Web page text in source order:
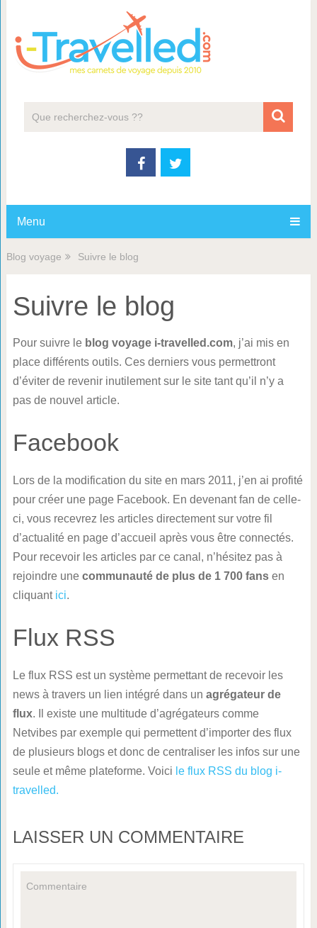
Menu
Blog voyage Suivre le blog
Suivre le blog
Pour suivre le blog voyage i-travelled.com, j’ai mis en
place différents outils. Ces derniers vous permettront
d’éviter de revenir inutilement sur le site tant qu’il n’y a
pas de nouvel article.
Facebook
Lors de la modification du site en mars 2011, j’en ai profité
pour créer une page Facebook. En devenant fan de celle-
ci, vous recevrez les articles directement sur votre fil
d’actualité en page d’accueil après vous être connectés.
Pour recevoir les articles par ce canal, n’hésitez pas à
rejoindre une communauté de plus de 1 700 fansen
cliquant ici.
Flux RSS
Le flux RSS est un système permettant de recevoir les
news à travers un lien intégré dans un agrégateur de
flux. Il existe une multitude d’agrégateurs comme
Netvibes par exemple qui permettent d’importer des flux
de plusieurs blogs et donc de centraliser les infos sur une
seule et même plateforme. Voici le flux RSS du blog i-
travelled.
LAISSER UN COMMENTAIRE